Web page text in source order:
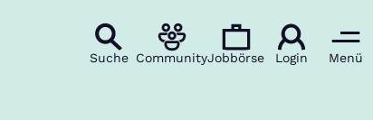
Suche CommunityJobbörse Login Menü